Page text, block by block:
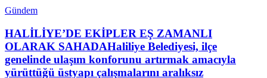
Gündem
HALİLİYE’DE EKİPLER EŞ ZAMANLI
OLARAK SAHADAHaliliye Belediyesi, ilçe
genelinde ulaşım konforunu artırmak amacıyla
yürüttüğü üstyapı çalışmalarını aralıksız